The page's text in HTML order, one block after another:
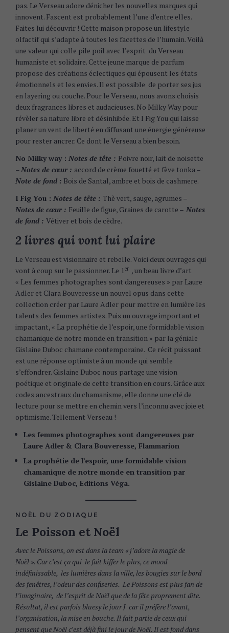
pas. Le Verseau adore dénicher les nouvelles marques qui
innovent. Fascent est probablement l’une d’entre elles.
Faites lui découvrir ! Cette maison propose un lifestyle
olfactif qui s’adapte à toutes les facettes de l’humain. Voilà
une valeur qui colle pile poil avec l’esprit du Verseau
humaniste et solidaire. Cette jeune marque de parfum
propose des créations éclectiques qui épousent les états
émotionnels et les envies. Il est possible de porter ses jus
en layering ou couche. Pour le Verseau, nous avons choisis
deux fragrances libres et audacieuses. No Milky Way pour
révèler sa nature libre et désinhibée. Et I Fig You qui laisse
planer un vent de liberté en diffusant une énergie généreuse
pour rester ancrer. Ce dont le Verseau a bien besoin.
No Milky way : Notes de tête : Poivre noir, lait de noisette
–Notes de cœur : accord de crème fouetté et fève tonka –
Note de fond : Bois de Santal, ambre et bois de cashmere.
I Fig You : Notes de tête : Thè vert, sauge, agrumes –
Notes de cœur : Feuille de figue, Graines de carotte – Notes
de fond : Vétiver et bois de cèdre.
2 livres qui vont lui plaire
Le Verseau est visionnaire et rebelle. Voici deux ouvrages qui
vont à coup sur le passionner. Le 1 er , un beau livre d’art
« Les femmes photographes sont dangereuses » par Laure
Adler et Clara Bouveresse un nouvel opus dans cette
collection créer par Laure Adler pour mettre en lumière les
talents des femmes artistes. Puis un ouvrage important et
impactant, « La prophétie de l’espoir, une formidable vision
chamanique de notre monde en transition » par la géniale
Gislaine Duboc chamane contemporaine. Ce récit puissant
est une réponse optimiste à un monde qui semble
s’effondrer. Gislaine Duboc nous partage une vision
poétique et originale de cette transition en cours. Grâce aux
codes ancestraux du chamanisme, elle donne une clé de
lecture pour se mettre en chemin vers l’inconnu avec joie et
optimisme. Tellement Verseau !
Les femmes photographes sont dangereuses par
Laure Adler & Clara Bouveresse, Flammarion
La prophétie de l’espoir, une formidable vision
chamanique de notre monde en transition par
Gislaine Duboc, Editions Véga.
NOËL DU ZODIAQUE
Le Poisson et Noël
Avec le Poissons, on est dans la team « j’adore la magie de
Noël ». Car c’est ça qui le fait kiffer le plus, ce mood
indéfinissable, les lumières dans la ville, les bougies sur le bord
des fenêtres, l’odeur des confiseries. Le Poissons est plus fan de
l’imaginaire, de l’esprit de Noël que de la fête proprement dite.
Résultat, il est parfois bluesy le jour J car il préfère l’avant,
l’organisation, la mise en bouche. Il fait partie de ceux qui
pensent que Noël c’est déjà fini le jour de Noël. Il est fond dans